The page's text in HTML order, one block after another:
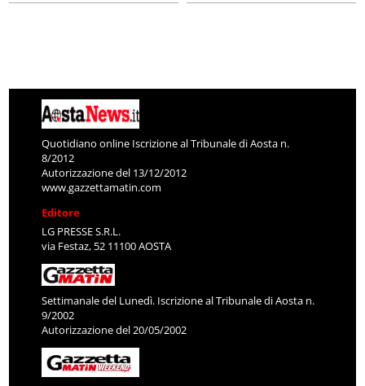
Quotidiano online Iscrizione al Tribunale di Aosta n.
8/2012
Autorizzazione del 13/12/2012
www.gazzettamatin.com
Editore
LG PRESSE S.R.L.
via Festaz, 52 11100 AOSTA
Settimanale del Lunedì. Iscrizione al Tribunale di Aosta n.
9/2002
Autorizzazione del 20/05/2002